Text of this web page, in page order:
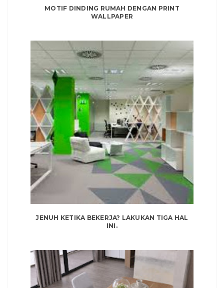
MOTIF DINDING RUMAH DENGAN PRINT
WALLPAPER
JENUH KETIKA BEKERJA? LAKUKAN TIGA HAL
INI.